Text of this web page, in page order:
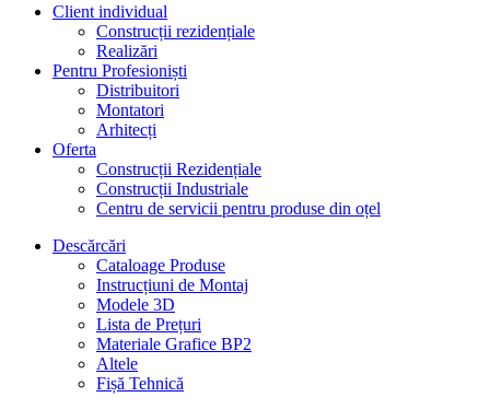
Client individual
Construcții rezidențiale
Realizări
Pentru Profesioniști
Distribuitori
Montatori
Arhitecți
Oferta
Construcții Rezidențiale
Construcții Industriale
Centru de servicii pentru produse din oțel
Descărcări
Cataloage Produse
Instrucțiuni de Montaj
Modele 3D
Lista de Prețuri
Materiale Grafice BP2
Altele
Fișă Tehnică